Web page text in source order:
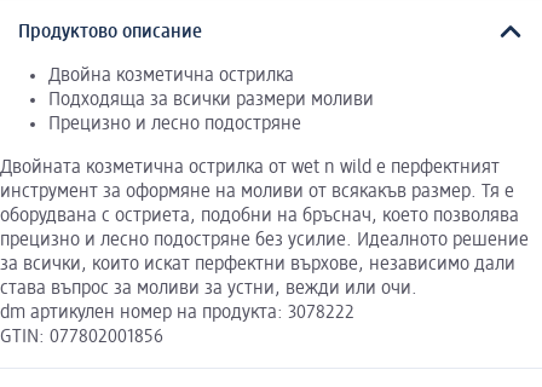
Продуктово описание
Двойна козметична острилка
Подходяща за всички размери моливи
Прецизно и лесно подостряне
Двойната козметична острилка от wet n wild е перфектният
инструмент за оформяне на моливи от всякакъв размер. Тя е
оборудвана с остриета, подобни на бръснач, което позволява
прецизно и лесно подостряне без усилие. Идеалното решение
за всички, които искат перфектни върхове, независимо дали
става въпрос за моливи за устни, вежди или очи.
dm артикулен номер на продукта: 3078222
GTIN: 077802001856